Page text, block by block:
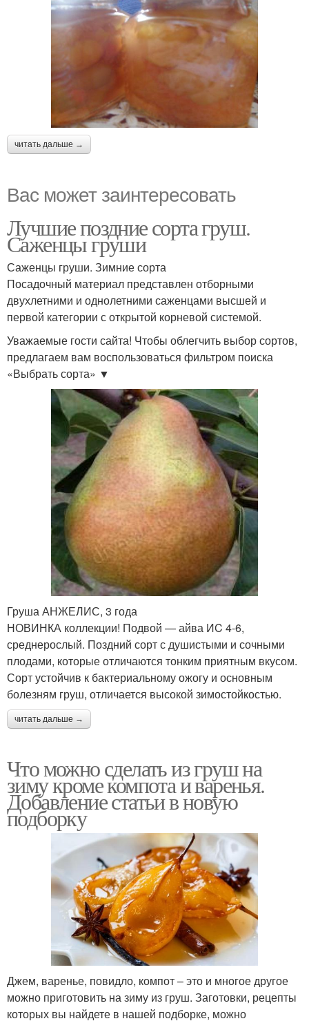
читать дальше →
Вас может заинтересовать
Лучшие поздние сорта груш.
Саженцы груши
Саженцы груши. Зимние сорта
Посадочный материал представлен отборными
двухлетними и однолетними саженцами высшей и
первой категории с открытой корневой системой.
Уважаемые гости сайта! Чтобы облегчить выбор сортов,
предлагаем вам воспользоваться фильтром поиска
«Выбрать сорта» ▼
Груша АНЖЕЛИС, 3 года
НОВИНКА коллекции! Подвой — айва ИC 4-6,
среднерослый. Поздний сорт с душистыми и сочными
плодами, которые отличаются тонким приятным вкусом.
Сорт устойчив к бактериальному ожогу и основным
болезням груш, отличается высокой зимостойкостью.
читать дальше →
Что можно сделать из груш на
зиму кроме компота и варенья.
Добавление статьи в новую
подборку
Джем, варенье, повидло, компот – это и многое другое
можно приготовить на зиму из груш. Заготовки, рецепты
которых вы найдете в нашей подборке, можно